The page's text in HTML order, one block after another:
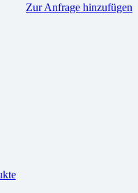
Zur Anfrage hinzufügen